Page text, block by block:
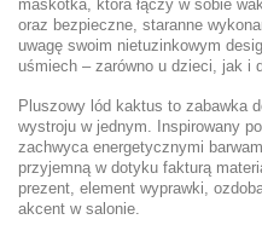
maskotka, która łączy w sobie
oraz bezpieczne, staranne
uwagę swoim nietuzinkowym
uśmiech – zarówno u dzieci, jak i
Pluszowy lód kaktus to zabawka
wystroju w jednym. Inspirowany
zachwyca energetycznymi
przyjemną w dotyku fakturą
prezent, element wyprawki,
akcent w salonie.